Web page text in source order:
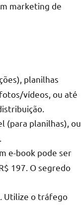
marketing de
planilhas
vídeos, ou até
(para planilhas), ou
e-book pode ser
197. O segredo
Utilize o tráfego